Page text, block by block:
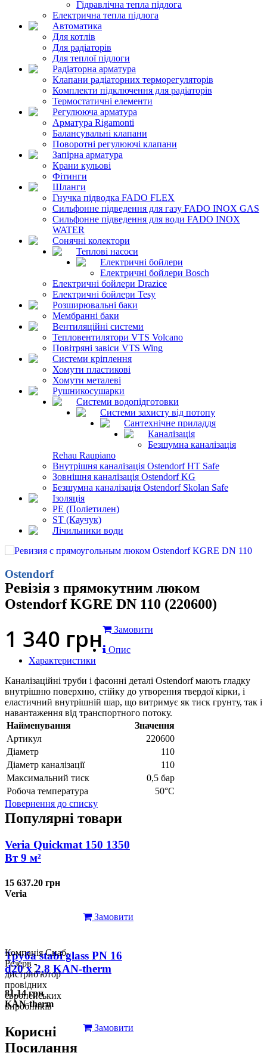
Гідравлічна тепла підлога
Електрична тепла підлога
Автоматика
Для котлів
Для радіаторів
Для теплої підлоги
Радіаторна арматура
Клапани радіаторних терморегуляторів
Комплекти підключення для радіаторів
Термостатичні елементи
Регулююча арматура
Арматура Rigamonti
Балансувальні клапани
Поворотні регулюючі клапани
Запірна арматура
Крани кульові
Фітинги
Шланги
Гнучка підводка FADO FLEX
Сильфонне підведення для газу FADO INOX GAS
Сильфонне підведення для води FADO INOX
WATER
Сонячні колектори
Теплові насоси
Електричні бойлери
Електричні бойлери Bosch
Електричні бойлери Drazice
Електричні бойлери Tesy
Розширювальні баки
Мембранні баки
Вентиляційні системи
Тепловентилятори VTS Volcano
Повітряні завіси VTS Wing
Системи кріплення
Хомути пластикові
Хомути металеві
Рушникосушарки
Системи водопідготовки
Системи захисту від потопу
Сантехнічне приладдя
Каналізація
Безшумна каналізація
Rehau Raupiano
Внутрішня каналізація Ostendorf HT Safe
Зовнішня каналізація Ostendorf KG
Безшумна каналізація Ostendorf Skolan Safe
Ізоляція
PE (Поліетилен)
ST (Каучук)
Лічильники води
Ostendorf
Ревізія з прямокутним люком
Ostendorf KGRE DN 110 (220600)
1 340 грн
Замовити
Опис
Характеристики
Каналізаційні труби і фасонні деталі Ostendorf мають гладку
внутрішню поверхню, стійку до утворення твердої кірки, і
еластичний внутрішній шар, що витримує як тиск грунту, так і
навантаження від транспортного потоку.
Найменування
Значення
Артикул
220600
Діаметр
110
Діаметр каналізації
110
Максимальний тиск
0,5 бар
Робоча температура
50°С
Повернення до списку
Популярні товари
Veria Quickmat 150 1350
Вт 9 м²
15 637.20 грн
Veria
Замовити
Труба stabi glass PN 16
d20 х 2,8 KAN-therm
81.14 грн
KAN-therm
Замовити
Компанія Снаб-
Резерв -
дистриб'ютор
провідних
європейських
виробників
Корисні
Посилання